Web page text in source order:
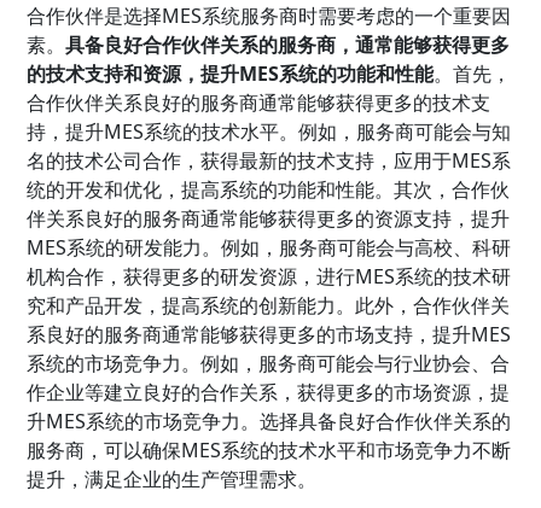
合作伙伴是选择MES系统服务商时需要考虑的一个重要因
素。具备良好合作伙伴关系的服务商，通常能够获得更多
的技术支持和资源，提升MES系统的功能和性能。首先，
合作伙伴关系良好的服务商通常能够获得更多的技术支
持，提升MES系统的技术水平。例如，服务商可能会与知
名的技术公司合作，获得最新的技术支持，应用于MES系
统的开发和优化，提高系统的功能和性能。其次，合作伙
伴关系良好的服务商通常能够获得更多的资源支持，提升
MES系统的研发能力。例如，服务商可能会与高校、科研
机构合作，获得更多的研发资源，进行MES系统的技术研
究和产品开发，提高系统的创新能力。此外，合作伙伴关
系良好的服务商通常能够获得更多的市场支持，提升MES
系统的市场竞争力。例如，服务商可能会与行业协会、合
作企业等建立良好的合作关系，获得更多的市场资源，提
升MES系统的市场竞争力。选择具备良好合作伙伴关系的
服务商，可以确保MES系统的技术水平和市场竞争力不断
提升，满足企业的生产管理需求。